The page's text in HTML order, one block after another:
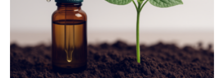
fossile Nachweis einer Stechmückenlarve in Bernstein
stellt gleichzeitig den ersten Fossilfund einer
Mückenlarve aus dem Mesozoikum dar, denn…